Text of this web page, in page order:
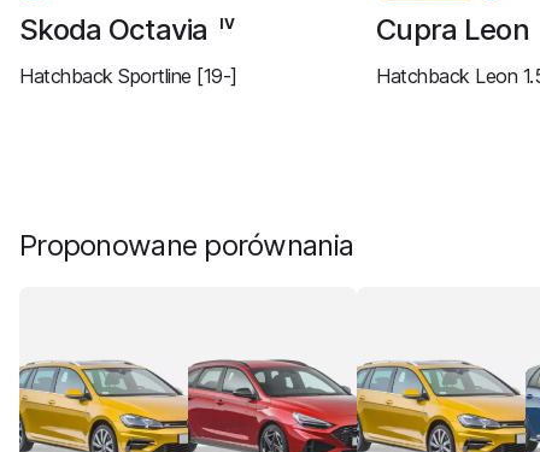
Skoda Octavia IV
Hatchback Sportline [19-]
Cupra Leon
Hatchback Leon
Proponowane porównania